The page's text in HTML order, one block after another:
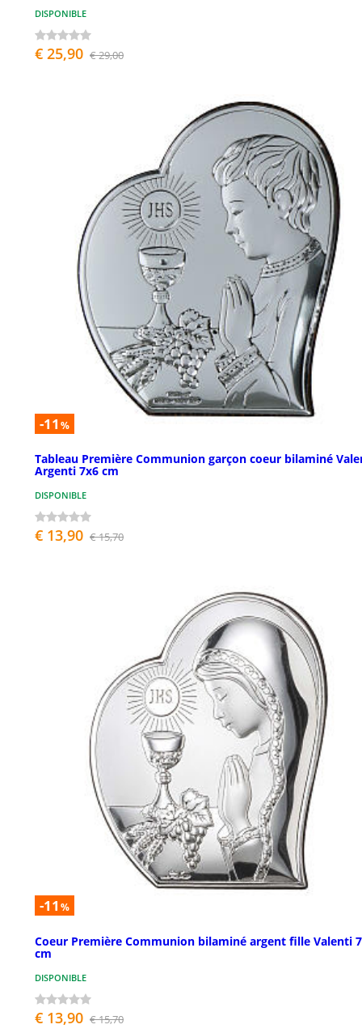
DISPONIBLE
€ 25,90 € 29,00
-11 %
Tableau Première Communion garçon coeur bilaminé
Argenti 7x6 cm
DISPONIBLE
€ 13,90 € 15,70
-11 %
Coeur Première Communion bilaminé argent fille Valenti
cm
DISPONIBLE
€ 13,90 € 15,70